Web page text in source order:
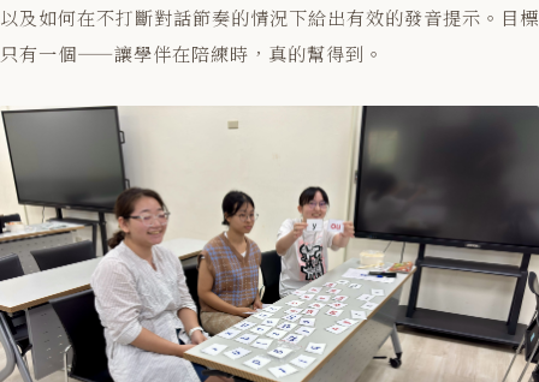
以及如何在不打斷對話節奏的情況下給出有效的發音提示。目標
只有一個——讓學伴在陪練時，真的幫得到。